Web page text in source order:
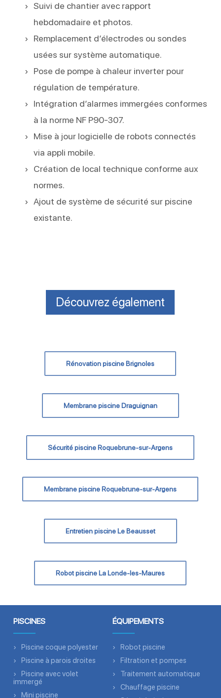
Suivi de chantier avec rapport
hebdomadaire et photos.
Remplacement d’électrodes ou sondes
usées sur système automatique.
Pose de pompe à chaleur inverter pour
régulation de température.
Intégration d’alarmes immergées conformes
à la norme NF P90-307.
Mise à jour logicielle de robots connectés
via appli mobile.
Création de local technique conforme aux
normes.
Ajout de système de sécurité sur piscine
existante.
Découvrez également
Rénovation piscine Brignoles
Membrane piscine Draguignan
Sécurité piscine Roquebrune-sur-Argens
Membrane piscine Roquebrune-sur-Argens
Entretien piscine Le Beausset
Robot piscine La Londe-les-Maures
PISCINES
Piscine coque polyester
Piscine à parois droites
Piscine avec volet
immergé
Mini piscine
ÉQUIPEMENTS
Robot piscine
Filtration et pompes
Traitement automatique
Chauffage piscine